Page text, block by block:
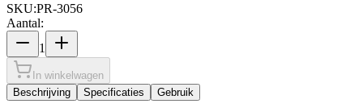
SKU:PR-3056
Aantal:
1
In winkelwagen
Beschrijving
Specificaties Gebruik